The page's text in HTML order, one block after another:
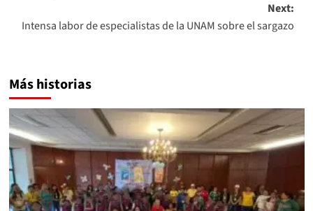
Next:
Intensa labor de especialistas de la UNAM sobre el sargazo
Más historias